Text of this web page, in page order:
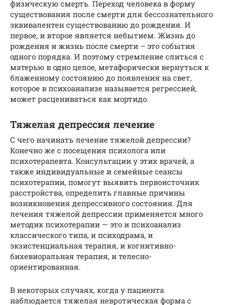
физическую смерть. Переход человека в форму
существования после смерти для бессознательного
эквивалентен существованию до рождения. И
первое, и второе является небытием. Жизнь до
рождения и жизнь после смерти – это события
одного порядка. И поэтому стремление слиться с
матерью в одно целое, метафорически вернуться к
блаженному состоянию до появления на свет,
которое в психоанализе называется регрессией,
может расцениваться как мортидо.
Тяжелая депрессия лечение
С чего начинать лечение тяжелой депрессии?
Конечно же с посещения психолога или
психотерапевта. Консультации у этих врачей, а
также индивидуальные и семейные сеансы
психотерапии, помогут выявить первоисточник
расстройства, определить главные причины
возникновения депрессивного состояния. Для
лечения тяжелой депрессии применяется много
методик психотерапии — это и психоанализ
классического типа, и психодрама, и
экзистенциальная терапия, и когнитивно-
бихевиоральная терапия, и телесно-
ориентированная.
В некоторых случаях, когда у пациента
наблюдается тяжелая невротическая форма с